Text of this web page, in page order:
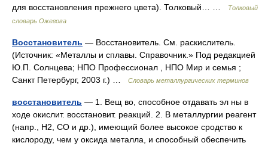
для восстановления прежнего цвета). Толковый… …
Толковый
словарь Ожегова
Восстановитель — Восстановитель. См. раскислитель.
(Источник: «Металлы и сплавы. Справочник.» Под редакцией
Ю.П. Солнцева; НПО Профессионал , НПО Мир и семья ;
Санкт Петербург, 2003 г.) …
Словарь металлургических терминов
восстановитель — 1. Вещ во, способное отдавать эл ны в
ходе окислит. восстановит. реакций. 2. В металлургии реагент
(напр., Н2, СО и др.), имеющий более высокое сродство к
кислороду, чем у оксида металла, и способный обеспечить